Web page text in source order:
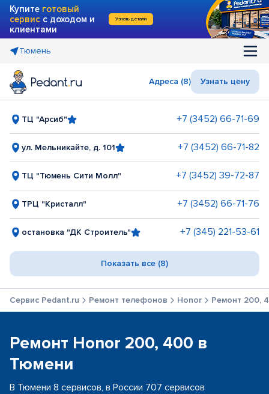
Купите готовый
сервис с доходом и
клиентами
Узнать детали
Тюмень
Адреса (8) Узнать цену
ТЦ "Арсиб" +7 (3452) 66-71-69
ул. Мельникайте, д. 101 +7 (3452) 66-71-82
ТЦ "Тюмень Сити Молл" +7 (3452) 39-72-87
ТРЦ "Кристалл" +7 (3452) 66-71-76
остановка "ДК Строитель" +7 (345) 221-53-61
Показать все (8)
Сервис Pedant.ru Ремонт телефонов Honor Ремонт 200,
Ремонт Honor 200, 400 в
Тюмени
В Тюмени 8 сервисов, в России 707 сервисов